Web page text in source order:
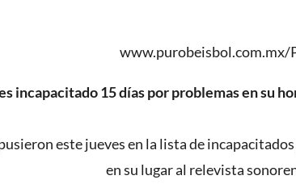
www.purobeisbol.com.mx/
incapacitado 15 días por problemas en su
este jueves en la lista de
en su lugar al relevista